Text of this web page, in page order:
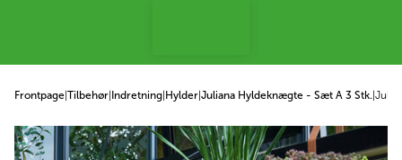
Frontpage Tilbehør Indretning Hylder Juliana Hyldeknægte - Sæt A 3 Stk.